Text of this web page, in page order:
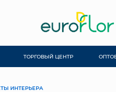
ТОРГОВЫЙ ЦЕНТР
ИНТЕРЬЕРА